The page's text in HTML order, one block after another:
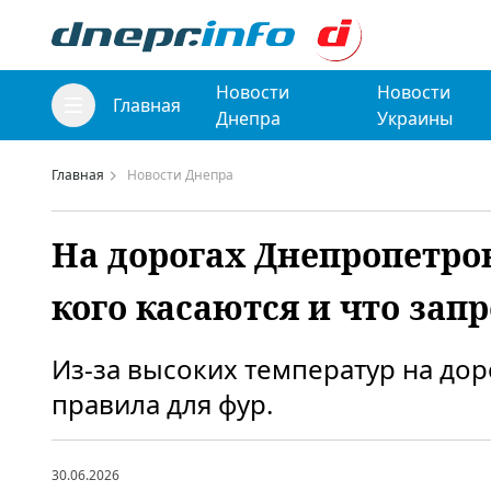
Главная
Новости
Днепра
Новости
Украины
Главная Новости Днепра
На дорогах
кого касаются и что
Из-за высоких температур на
правила для фур.
30.06.2026